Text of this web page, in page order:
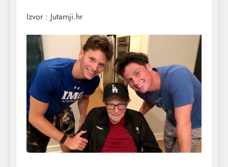
Izvor : Jutarnji.hr